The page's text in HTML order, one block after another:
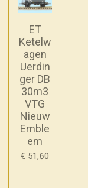
ET
Ketelw
agen
Uerdin
ger DB
30m3
VTG
Nieuw
Emble
em
€ 51,60